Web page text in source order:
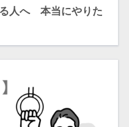
人へ 本当にやりた